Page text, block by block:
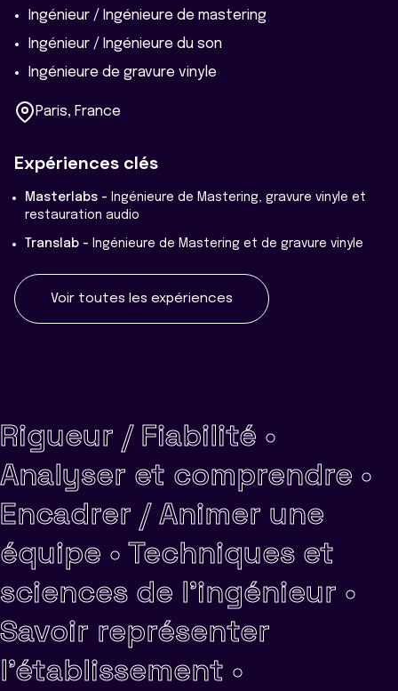
Ingénieur / Ingénieure de mastering
Ingénieur / Ingénieure du son
Ingénieure de gravure vinyle
Paris, France
Expériences clés
Masterlabs - Ingénieure de Mastering, gravure vinyle et
restauration audio
Translab - Ingénieure de Mastering et de gravure vinyle
Voir toutes les expériences
Rigueur / Fiabilité •
Analyser et comprendre •
Encadrer / Animer une
équipe • Techniques et
sciences de l'ingénieur •
Savoir représenter
l'établissement •